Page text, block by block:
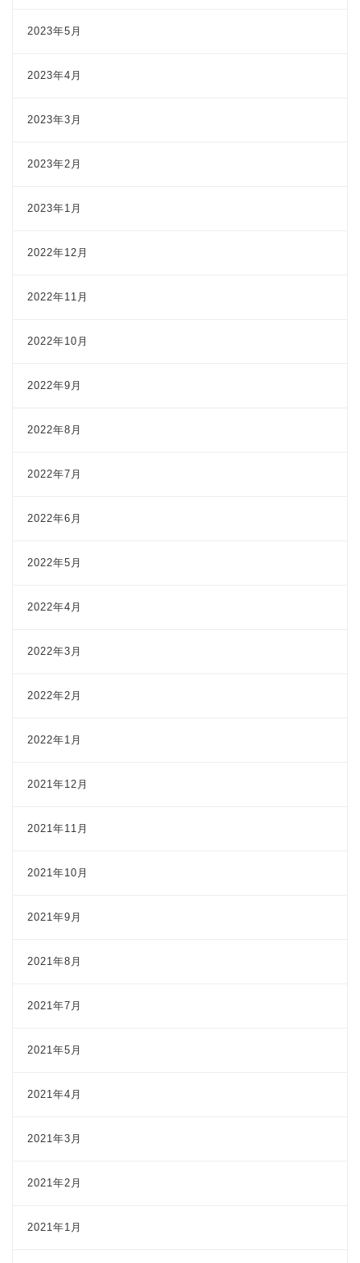
2023年5月
2023年4月
2023年3月
2023年2月
2023年1月
2022年12月
2022年11月
2022年10月
2022年9月
2022年8月
2022年7月
2022年6月
2022年5月
2022年4月
2022年3月
2022年2月
2022年1月
2021年12月
2021年11月
2021年10月
2021年9月
2021年8月
2021年7月
2021年5月
2021年4月
2021年3月
2021年2月
2021年1月